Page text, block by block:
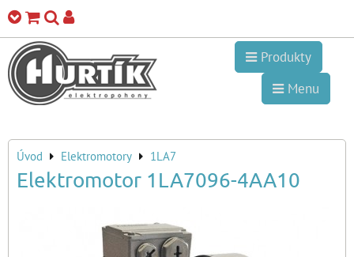
Produkty
Menu
Úvod Elektromotory 1LA7
Elektromotor 1LA7096-4AA10